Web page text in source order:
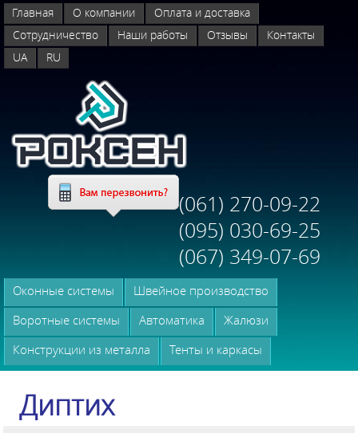
Главная О компании
Оплата и доставка
Сотрудничество
Наши работы Отзывы
Контакты
UA
RU
(061) 270-09-22
(095) 030-69-25
(067) 349-07-69
Оконные системы
Швейное производство
Воротные системы
Автоматика
Жалюзи
Конструкции из металла
Тенты и каркасы
Диптих